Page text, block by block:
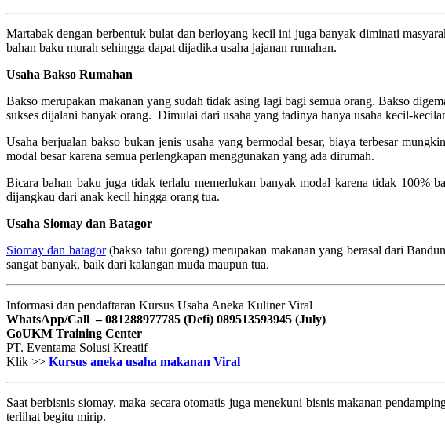
Martabak dengan berbentuk bulat dan berloyang kecil ini juga banyak diminati
bahan baku murah sehingga dapat dijadika usaha jajanan rumahan.
Usaha Bakso Rumahan
Bakso merupakan makanan yang sudah tidak asing lagi bagi semua orang. Bakso
sukses dijalani banyak orang. Dimulai dari usaha yang tadinya hanya usaha kecil-
Usaha berjualan bakso bukan jenis usaha yang bermodal besar, biaya terbesar
modal besar karena semua perlengkapan menggunakan yang ada dirumah.
Bicara bahan baku juga tidak terlalu memerlukan banyak modal karena tidak 100%
dijangkau dari anak kecil hingga orang tua.
Usaha Siomay dan Batagor
Siomay dan batagor(bakso tahu goreng) merupakan makanan yang berasal dari
sangat banyak, baik dari kalangan muda maupun tua.
Informasi dan pendaftaran Kursus Usaha Aneka Kuliner Viral
WhatsApp/Call – 081288977785 (Defi) 089513593945 (July)
GoUKM Training Center
PT. Eventama Solusi Kreatif
Klik >> Kursus aneka usaha makanan Viral
Saat berbisnis siomay, maka secara otomatis juga menekuni bisnis makanan
terlihat begitu mirip.